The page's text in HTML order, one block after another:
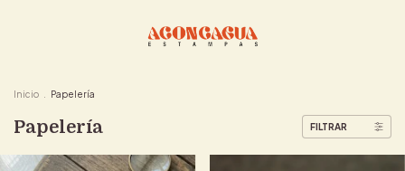
Inicio Papelería
Papelería FILTRAR